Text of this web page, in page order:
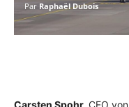
Par Raphaël Dubois